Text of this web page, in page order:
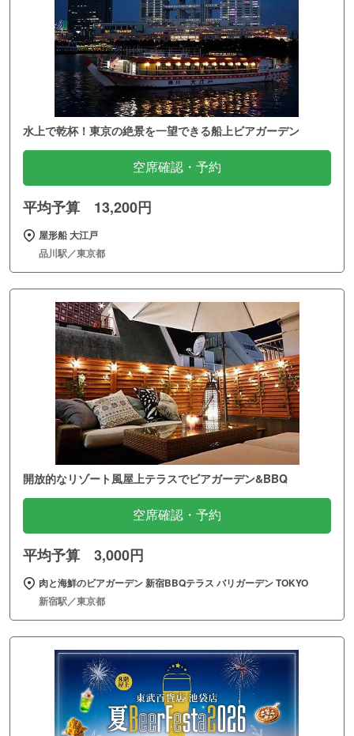
水上で乾杯！東京の絶景を一望できる船上ビアガーデン
空席確認・予約
平均予算 13,200円
屋形船 大江戸
品川駅／東京都
開放的なリゾート風屋上テラスでビアガーデン&BBQ
空席確認・予約
平均予算 3,000円
肉と海鮮のビアガーデン 新宿BBQテラス バリガーデン TOKYO
新宿駅／東京都